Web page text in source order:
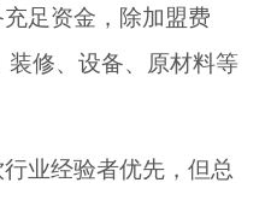
足资金，除加盟费
修、设备、原材料等
业经验者优先，但总